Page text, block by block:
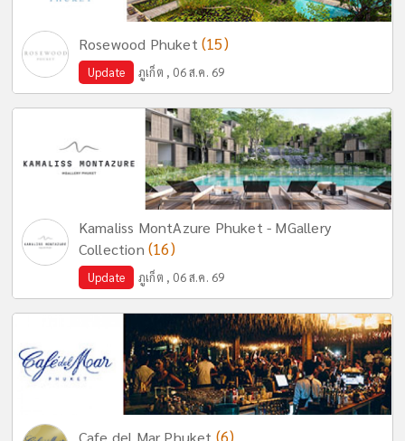
Rosewood Phuket (15)
Update ภูเก็ต , 06 ส.ค. 69
Kamaliss MontAzure Phuket - MGallery
Collection (16)
Update ภูเก็ต , 06 ส.ค. 69
Cafe del Mar Phuket (6)